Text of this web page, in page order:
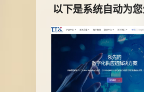
以下是系统自动为您